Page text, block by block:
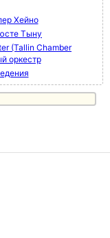
Хейно
Тыну
(Tallin Chamber
оркестр